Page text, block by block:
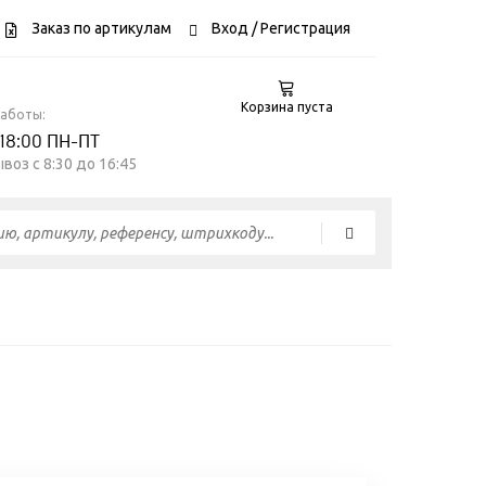
Заказ по артикулам Вход / Регистрация
ПН-ПТ
c 8:30 до 16:45
Корзина пуста